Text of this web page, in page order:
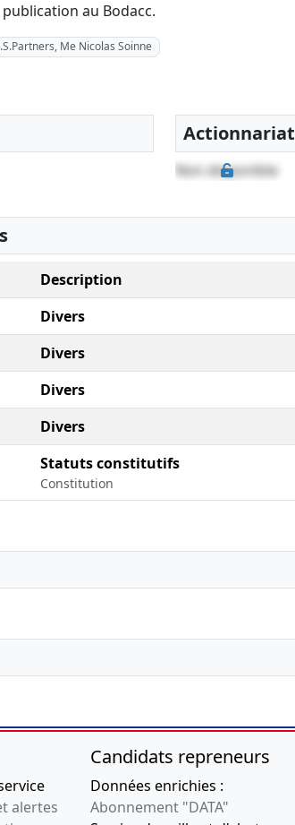
au Bodacc.
Me Nicolas Soinne
Actionnariat
Non disponible
Description
Divers
Divers
Divers
Divers
Statuts constitutifs
Constitution
alertes
Candidats repreneurs
Données enrichies :
Abonnement "DATA"